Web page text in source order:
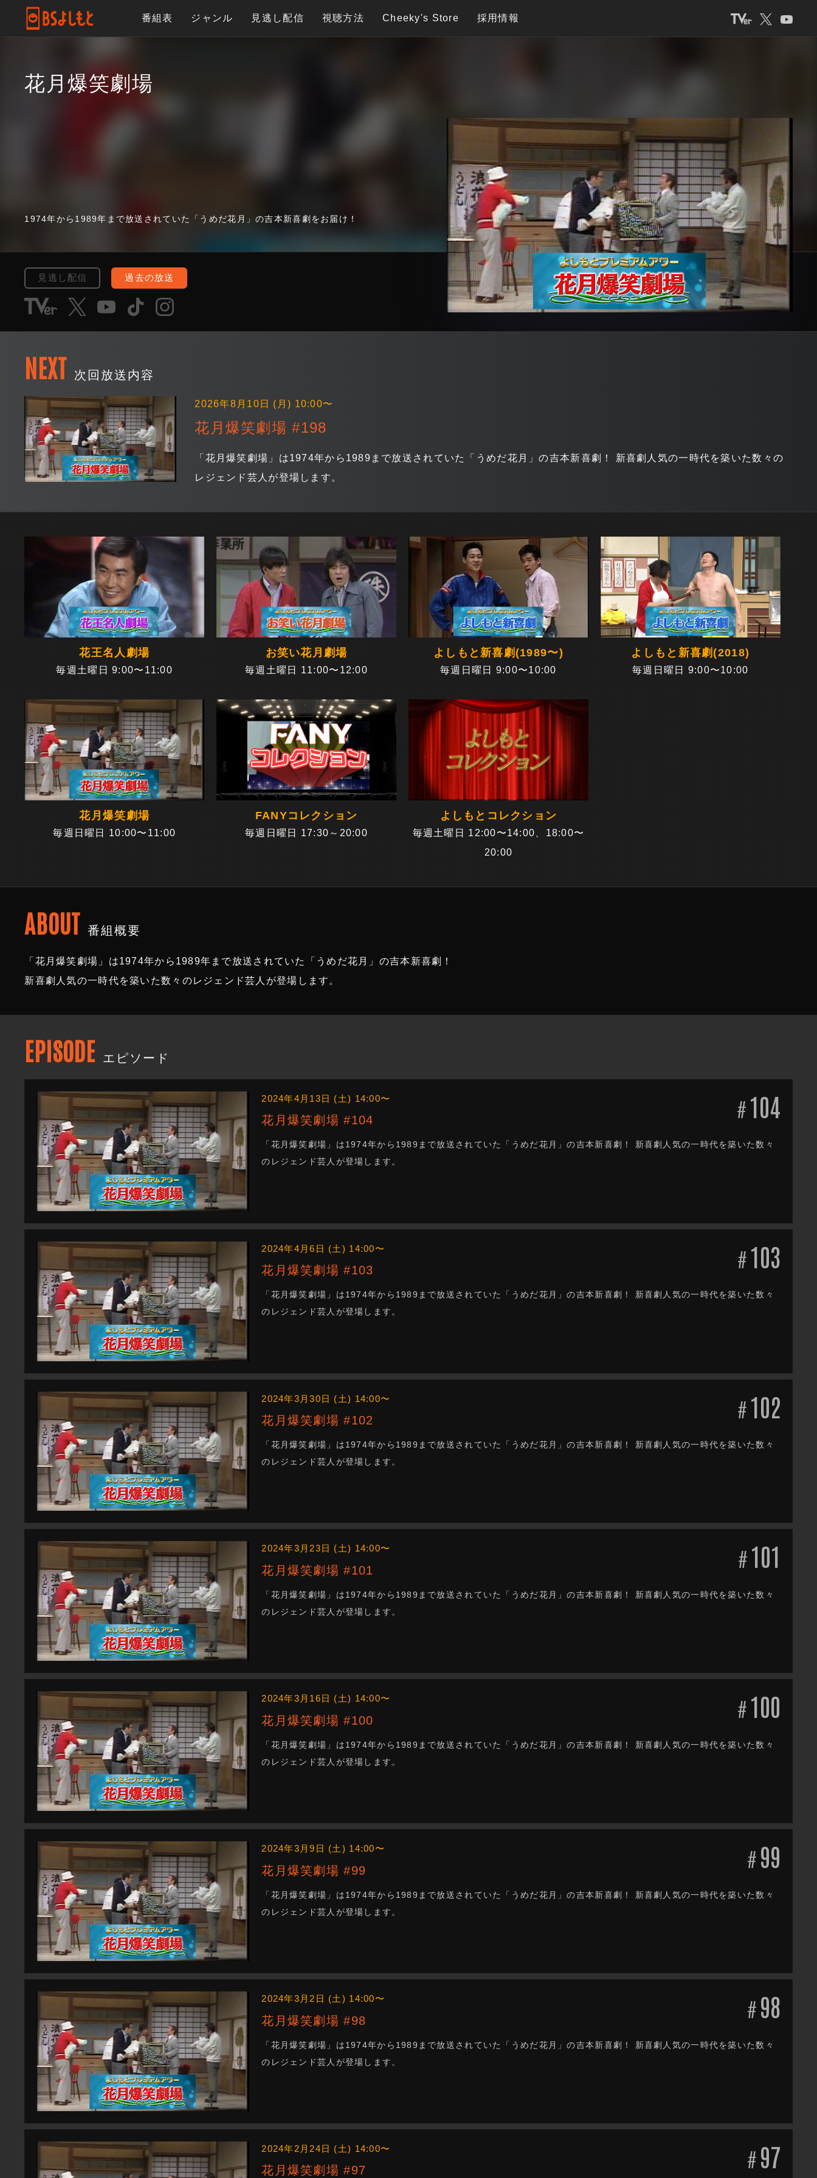
番組表 ジャンル 見逃し配信 視聴方法 Cheeky's Store 採用情報
花月爆笑劇場
1974年から1989年まで放送されていた「うめだ花月」の吉本新喜劇をお届け！
見逃し配信 過去の放送
NEXT 次回放送内容
2026年8月10日 (月) 10:00〜
花月爆笑劇場 #198
「花月爆笑劇場」は1974年から1989まで放送されていた「うめだ花月」の吉本新喜劇！ 新喜劇人気の一時代を築いた数々の
レジェンド芸人が登場します。
花王名人劇場
毎週土曜日 9:00〜11:00
お笑い花月劇場
毎週土曜日 11:00〜12:00
よしもと新喜劇(1989〜)
毎週日曜日 9:00〜10:00
よしもと新喜劇(2018)
毎週日曜日 9:00〜10:00
花月爆笑劇場
毎週日曜日 10:00〜11:00
FANYコレクション
毎週日曜日 17:30～20:00
よしもとコレクション
毎週土曜日 12:00〜14:00、18:00〜
20:00
ABOUT 番組概要
「花月爆笑劇場」は1974年から1989年まで放送されていた「うめだ花月」の吉本新喜劇！
新喜劇人気の一時代を築いた数々のレジェンド芸人が登場します。
EPISODE エピソード
#104
2024年4月13日 (土) 14:00〜
花月爆笑劇場 #104
「花月爆笑劇場」は1974年から1989まで放送されていた「うめだ花月」の吉本新喜劇！ 新喜劇人気の一時代を築いた数々
のレジェンド芸人が登場します。
#103
2024年4月6日 (土) 14:00〜
花月爆笑劇場 #103
「花月爆笑劇場」は1974年から1989まで放送されていた「うめだ花月」の吉本新喜劇！ 新喜劇人気の一時代を築いた数々
のレジェンド芸人が登場します。
#102
2024年3月30日 (土) 14:00〜
花月爆笑劇場 #102
「花月爆笑劇場」は1974年から1989まで放送されていた「うめだ花月」の吉本新喜劇！ 新喜劇人気の一時代を築いた数々
のレジェンド芸人が登場します。
#101
2024年3月23日 (土) 14:00〜
花月爆笑劇場 #101
「花月爆笑劇場」は1974年から1989まで放送されていた「うめだ花月」の吉本新喜劇！ 新喜劇人気の一時代を築いた数々
のレジェンド芸人が登場します。
#100
2024年3月16日 (土) 14:00〜
花月爆笑劇場 #100
「花月爆笑劇場」は1974年から1989まで放送されていた「うめだ花月」の吉本新喜劇！ 新喜劇人気の一時代を築いた数々
のレジェンド芸人が登場します。
#99
2024年3月9日 (土) 14:00〜
花月爆笑劇場 #99
「花月爆笑劇場」は1974年から1989まで放送されていた「うめだ花月」の吉本新喜劇！ 新喜劇人気の一時代を築いた数々
のレジェンド芸人が登場します。
#98
2024年3月2日 (土) 14:00〜
花月爆笑劇場 #98
「花月爆笑劇場」は1974年から1989まで放送されていた「うめだ花月」の吉本新喜劇！ 新喜劇人気の一時代を築いた数々
のレジェンド芸人が登場します。
#97
2024年2月24日 (土) 14:00〜
花月爆笑劇場 #97